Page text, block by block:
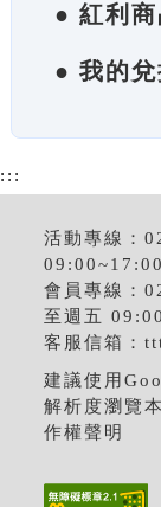
● 紅利
● 我的
:::
活動專線：
09:00~17:00
會員專線：
至週五
客服信箱：
建議使用
解析度瀏覽
作權聲明